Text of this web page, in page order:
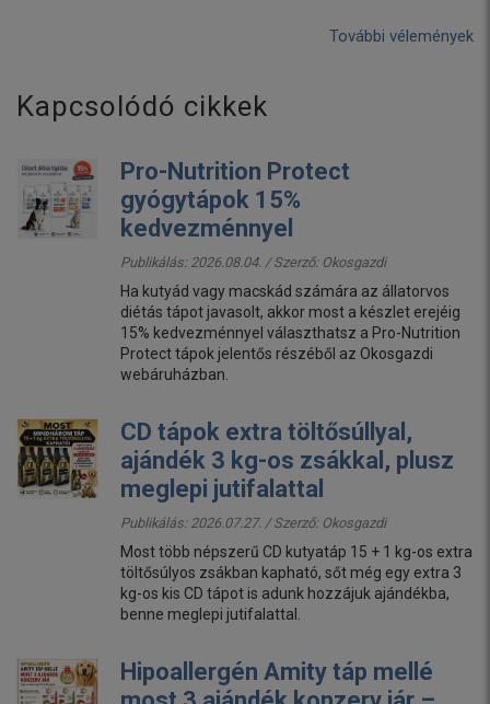
További vélemények
Kapcsolódó cikkek
Pro-Nutrition Protect
gyógytápok 15%
kedvezménnyel
Publikálás: 2026.08.04. / Szerző: Okosgazdi
Ha kutyád vagy macskád számára az állatorvos
diétás tápot javasolt, akkor most a készlet erejéig
15% kedvezménnyel választhatsz a Pro-Nutrition
Protect tápok jelentős részéből az Okosgazdi
webáruházban.
CD tápok extra töltősúllyal,
ajándék 3 kg-os zsákkal, plusz
meglepi jutifalattal
Publikálás: 2026.07.27. / Szerző: Okosgazdi
Most több népszerű CD kutyatáp 15 + 1 kg-os extra
töltősúlyos zsákban kapható, sőt még egy extra 3
kg-os kis CD tápot is adunk hozzájuk ajándékba,
benne meglepi jutifalattal.
Hipoallergén Amity táp mellé